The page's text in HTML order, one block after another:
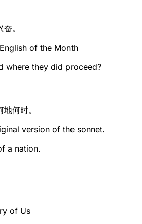
。
of the Month
where they did proceed?
何时。
version of the sonnet.
a nation.
of Us